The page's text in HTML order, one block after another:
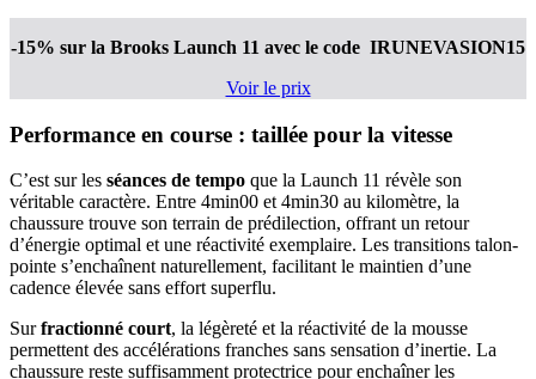
-15% sur la Brooks Launch 11 avec le code IRUNEVASION15
Voir le prix
Performance en course : taillée pour la vitesse
C’est sur les séances de tempo que la Launch 11 révèle son
véritable caractère. Entre 4min00 et 4min30 au kilomètre, la
chaussure trouve son terrain de prédilection, offrant un retour
d’énergie optimal et une réactivité exemplaire. Les transitions talon-
pointe s’enchaînent naturellement, facilitant le maintien d’une
cadence élevée sans effort superflu.
Surfractionné court, la légèreté et la réactivité de la mousse
permettent des accélérations franches sans sensation d’inertie. La
chaussure reste suffisamment protectrice pour enchaîner les